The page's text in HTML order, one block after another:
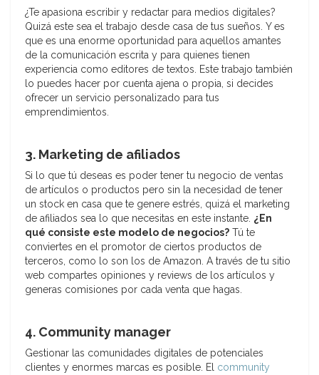
¿Te apasiona escribir y redactar para medios digitales?
Quizá este sea el trabajo desde casa de tus sueños. Y es
que es una enorme oportunidad para aquellos amantes
de la comunicación escrita y para quienes tienen
experiencia como editores de textos. Este trabajo también
lo puedes hacer por cuenta ajena o propia, si decides
ofrecer un servicio personalizado para tus
emprendimientos.
3. Marketing de afiliados
Si lo que tú deseas es poder tener tu negocio de ventas
de artículos o productos pero sin la necesidad de tener
un stock en casa que te genere estrés, quizá el marketing
de afiliados sea lo que necesitas en este instante. ¿En
qué consiste este modelo de negocios? Tú te
conviertes en el promotor de ciertos productos de
terceros, como lo son los de Amazon. A través de tu sitio
web compartes opiniones y reviews de los artículos y
generas comisiones por cada venta que hagas.
4. Community manager
Gestionar las comunidades digitales de potenciales
clientes y enormes marcas es posible. El community